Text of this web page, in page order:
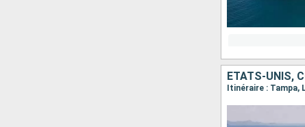
ÉTATS-UNIS,
Itinéraire : Tampa,